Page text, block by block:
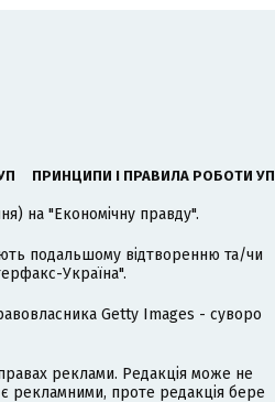
ПРИНЦИПИ І ПРАВИЛА РОБОТИ УП
на "Економічну правду".
подальшому відтворенню та/чи
Україна".
Getty Images - суворо
реклами. Редакція може не
рекламними, проте редакція бере